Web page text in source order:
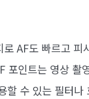
AF도 빠르고 피
포인트는 영상 촬
할 수 있는 필터나